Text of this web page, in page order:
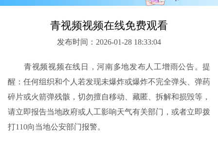
青视频视频在线免费观看
发布时间：2026-01-28 18:33:04
青视频视频在线日，河南多地发布人工增雨公告。提
醒：任何组织和个人若发现未爆炸或爆炸不完全弹头、弹药
碎片或火箭弹残骸，切勿擅自移动、藏匿、拆解和损毁等，
请立即报告当地政府或人工影响天气有关部门，或者立即拨
打110向当地公安部门报警。